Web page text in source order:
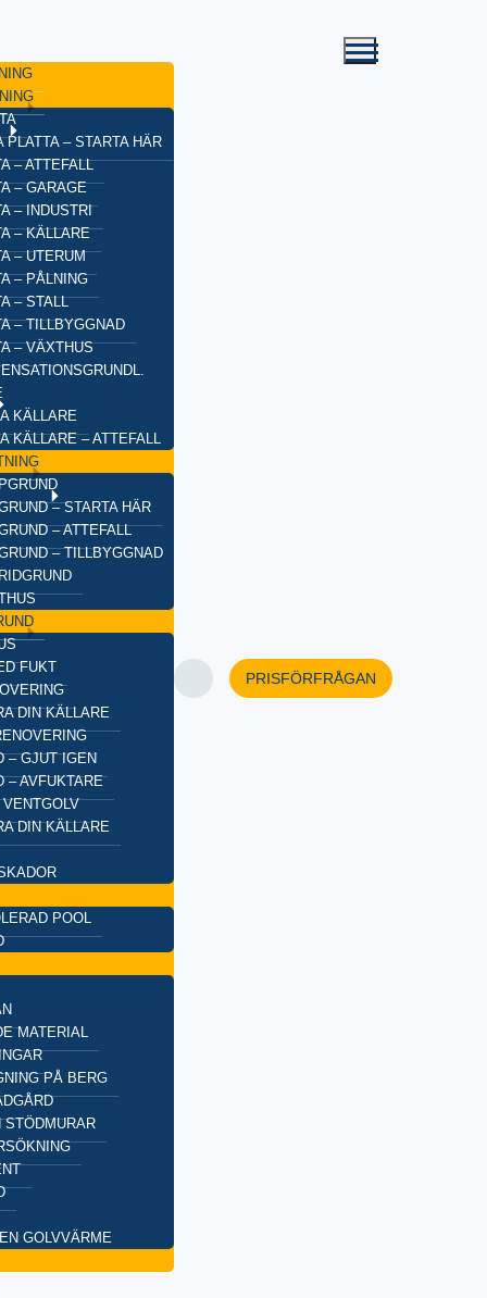
PLATTA – STARTA HÄR
– ATTEFALL
– GARAGE
– INDUSTRI
– KÄLLARE
– UTERUM
– PÅLNING
– STALL
– TILLBYGGNAD
– VÄXTHUS
KÄLLARE
KÄLLARE – ATTEFALL
– STARTA HÄR
– ATTEFALL
– TILLBYGGNAD
FUKT
DIN KÄLLARE
– GJUT IGEN
– AVFUKTARE
DIN KÄLLARE
POOL
MATERIAL
PÅ BERG
STÖDMURAR
GOLVVÄRME
PRISFÖRFRÅGAN